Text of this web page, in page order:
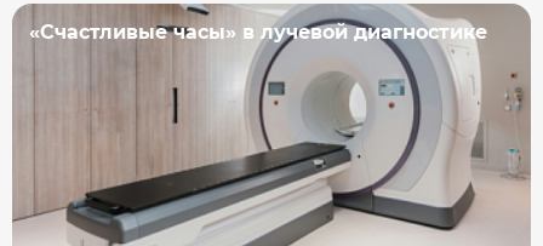
«Счастливые часы» в лучевой диагностике